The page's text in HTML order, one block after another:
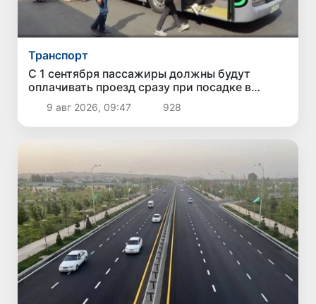
Транспорт
С 1 сентября пассажиры должны будут
оплачивать проезд сразу при посадке в
автобус
9 авг 2026, 09:47 928